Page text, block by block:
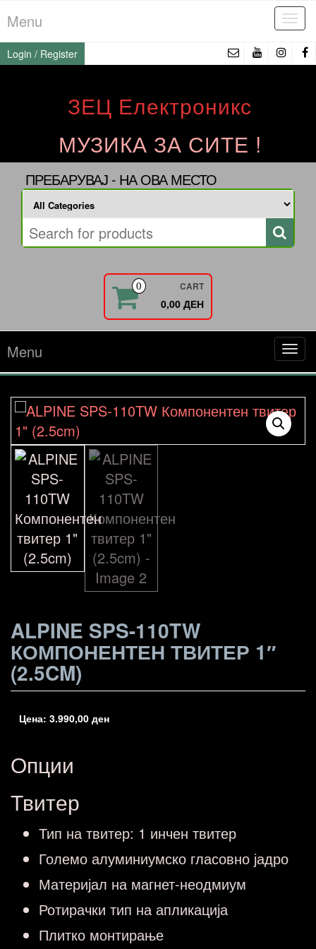
to
the
content
Menu
Login / Register
ЗЕЦ Електроникс
МУЗИКА ЗА СИТЕ !
ПРЕБАРУВАЈ - НА ОВА МЕСТО
0 CART
0,00 ДЕН
Menu
ALPINE SPS-110TW
КОМПОНЕНТЕН ТВИТЕР 1″
(2.5CM)
Цена: 3.990,00 ден
Опции
Твитер
Тип на твитер: 1 инчен твитер
Големо алуминиумско гласовно јадро
Материјал на магнет-неодмиум
Ротирачки тип на апликација
Плитко монтирање